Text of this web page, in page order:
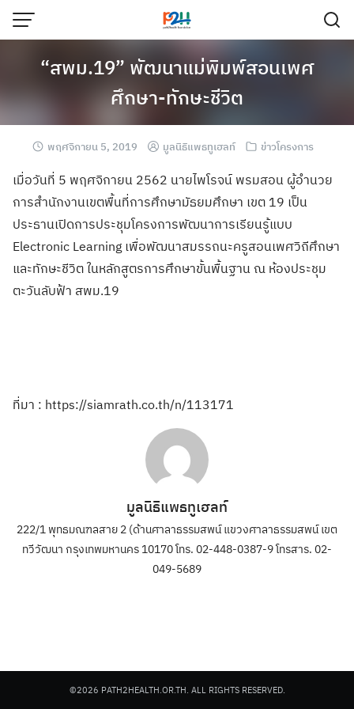
“สพม.19” พัฒนาแม่พิมพ์สอนเพศ
ศึกษา-ทักษะชีวิต
พฤศจิกายน 5, 2019 มูลนิธิแพธทูเฮลท์ ข่าวโครงการ
เมื่อวันที่ 5 พฤศจิกายน 2562 นายไพโรจน์ พรมสอน ผู้อำนวย
การสำนักงานเขตพื้นที่การศึกษามัธยมศึกษา เขต 19 เป็น
ประธานเปิดการประชุมโครงการพัฒนาการเรียนรู้แบบ
Electronic Learning เพื่อพัฒนาสมรรถนะครูสอนเพศวิถีศึกษา
และทักษะชีวิต ในหลักสูตรการศึกษาขั้นพื้นฐาน ณ ห้องประชุม
ตะวันลับฟ้า สพม.19
ที่มา : https://siamrath.co.th/n/113171
มูลนิธิแพธทูเฮลท์
222/1 พุทธมณฑลสาย 2 (ด้านศาลาธรรมสพน์ แขวงศาลาธรรมสพน์ เขต
ทวีวัฒนา กรุงเทพมหานคร 10170 โทร. 02-448-0387-9 โทรสาร. 02-
049-5689
©2026 PATH2HEALTH.OR.TH. ALL RIGHTS RESERVED.